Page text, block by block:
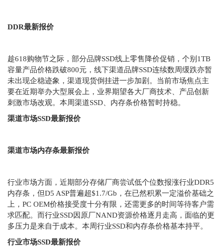
DDR最新报价
趁618购物节之际，部分品牌SSD线上零售降价促销，个别1TB
容量产品价格跌破800元，线下渠道品牌SSD连续数周缓跌亦暂
未出现企稳迹象，渠道现货倒挂进一步加剧。当前市场焦点主
要在近期举办大型展会上，业界期望各大厂商技术、产品创新
刺激市场改观。本周渠道SSD、内存条价格暂时持稳。
渠道市场SSD最新报价
渠道市场内存条最新报价
行业市场方面，近期部分存储厂商尝试低个位数报涨行业DDR5
内存条，但D5 ASP普遍超$1.7/Gb，在已然积累一定溢价基础之
上，PC OEM价格接受度十分有限，还需更多的时间等待客户需
求匹配。而行业SSD因原厂NAND资源价格逐月走高，面临的更
多压力是来自于成本。本周行业SSD和内存条价格基本持平。
行业市场SSD最新报价